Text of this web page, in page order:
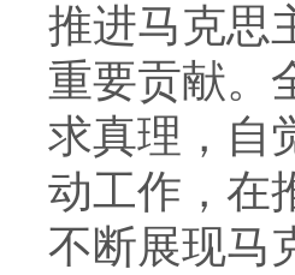
推进马克思
重要贡献。
求真理，自
动工作，在
不断展现马